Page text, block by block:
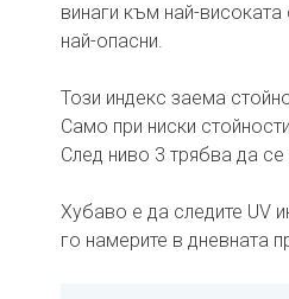
винаги към най-високата
най-опасни.
Този индекс заема
Само при ниски
След ниво 3 трябва да
Хубаво е да следите UV
го намерите в дневната